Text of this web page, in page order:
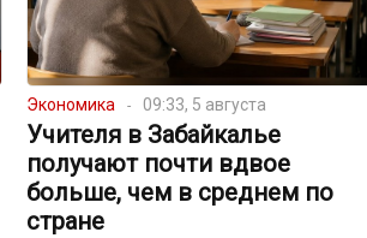
Экономика 09:33, 5 августа
Учителя в Забайкалье
получают почти вдвое
больше, чем в среднем по
стране